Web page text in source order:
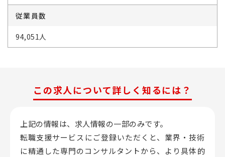
従業員数
94,051人
この求人について詳しく知るには？
上記の情報は、求人情報の一部のみです。
転職支援サービスにご登録いただくと、業界・技術
に精通した専門のコンサルタントから、 より具体的